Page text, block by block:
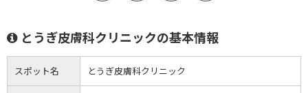
とうぎ皮膚科クリニックの基本情報
スポット名 とうぎ皮膚科クリニック